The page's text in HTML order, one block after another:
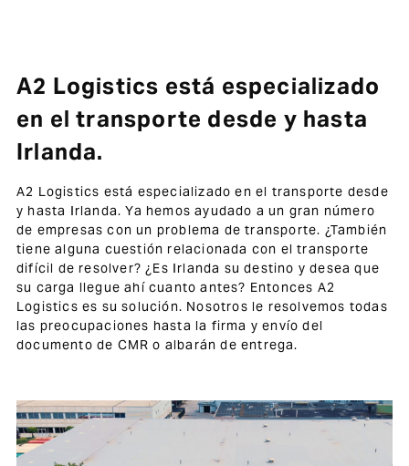
A2 Logistics está especializado
en el transporte desde y hasta
Irlanda.
A2 Logistics está especializado en el transporte desde
y hasta Irlanda. Ya hemos ayudado a un gran número
de empresas con un problema de transporte. ¿También
tiene alguna cuestión relacionada con el transporte
difícil de resolver? ¿Es Irlanda su destino y desea que
su carga llegue ahí cuanto antes? Entonces A2
Logistics es su solución. Nosotros le resolvemos todas
las preocupaciones hasta la firma y envío del
documento de CMR o albarán de entrega.